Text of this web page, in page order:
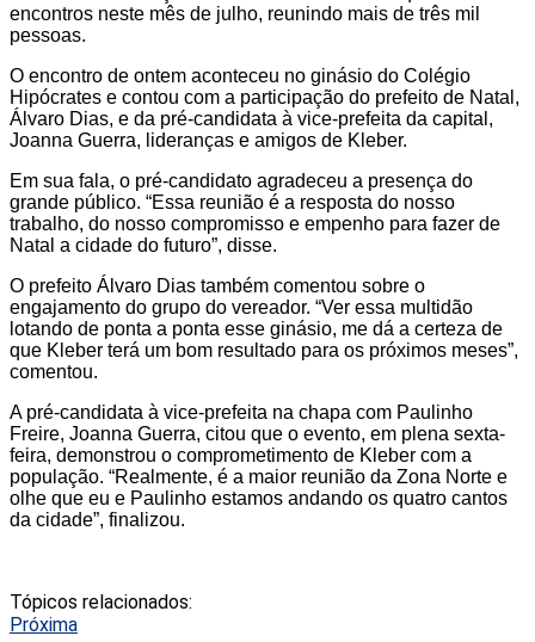
encontros neste mês de julho, reunindo mais de três mil
pessoas.
O encontro de ontem aconteceu no ginásio do Colégio
Hipócrates e contou com a participação do prefeito de Natal,
Álvaro Dias, e da pré-candidata à vice-prefeita da capital,
Joanna Guerra, lideranças e amigos de Kleber.
Em sua fala, o pré-candidato agradeceu a presença do
grande público. “Essa reunião é a resposta do nosso
trabalho, do nosso compromisso e empenho para fazer de
Natal a cidade do futuro”, disse.
O prefeito Álvaro Dias também comentou sobre o
engajamento do grupo do vereador. “Ver essa multidão
lotando de ponta a ponta esse ginásio, me dá a certeza de
que Kleber terá um bom resultado para os próximos meses”,
comentou.
A pré-candidata à vice-prefeita na chapa com Paulinho
Freire, Joanna Guerra, citou que o evento, em plena sexta-
feira, demonstrou o comprometimento de Kleber com a
população. “Realmente, é a maior reunião da Zona Norte e
olhe que eu e Paulinho estamos andando os quatro cantos
da cidade”, finalizou.
Tópicos relacionados:
Próxima